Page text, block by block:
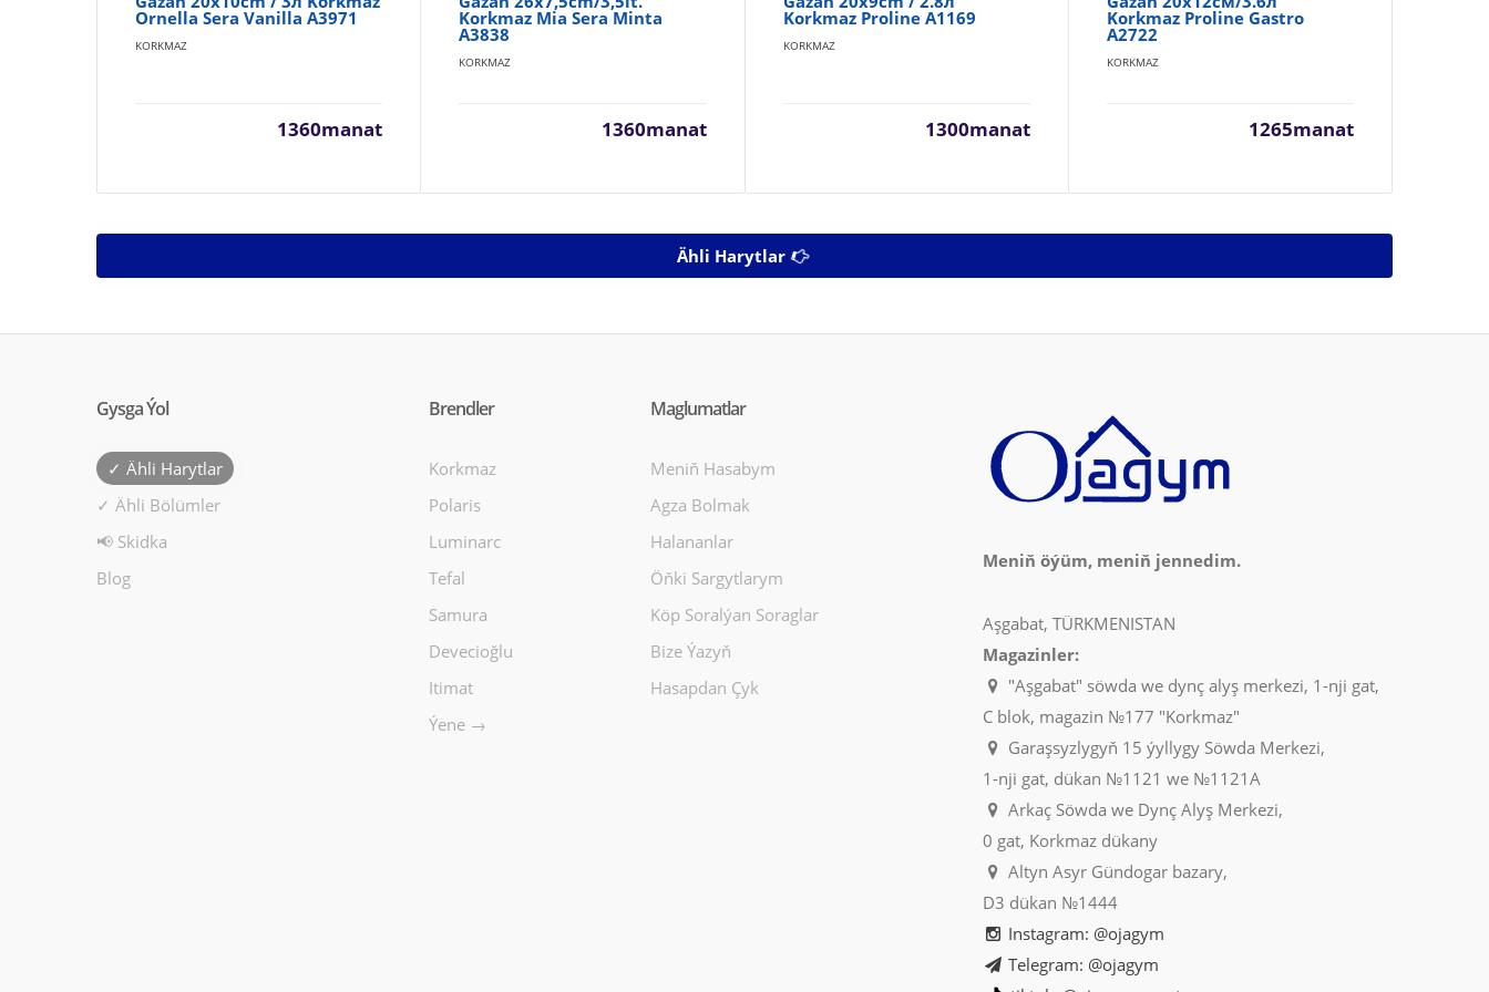
Ornella Sera Vanilla A3971
KORKMAZ
1360manat
Korkmaz Mia Sera Minta
A3838
KORKMAZ
1360manat
Korkmaz Proline A1169
KORKMAZ
1300manat
Korkmaz Proline Gastro
A2722
KORKMAZ
1265manat
Ähli Harytlar
Gysga Ýol
✓ Ähli Harytlar
✓ Ähli Bölümler
📢 Skidka
Blog
Brendler
Korkmaz
Polaris
Luminarc
Tefal
Samura
Devecioğlu
Itimat
Ýene →
Maglumatlar
Meniň Hasabym
Agza Bolmak
Halananlar
Öňki Sargytlarym
Köp Soralýan Soraglar
Bize Ýazyň
Hasapdan Çyk
Meniň öýüm, meniň jennedim.
Aşgabat, TÜRKMENISTAN
Magazinler:
"Aşgabat" söwda we dynç alyş merkezi, 1-nji gat,
C blok, magazin №177 "Korkmaz"
Garaşsyzlygyň 15 ýyllygy Söwda Merkezi,
1-nji gat, dükan №1121 we №1121A
Arkaç Söwda we Dynç Alyş Merkezi,
0 gat, Korkmaz dükany
Altyn Asyr Gündogar bazary,
D3 dükan №1444
Instagram: @ojagym
Telegram: @ojagym